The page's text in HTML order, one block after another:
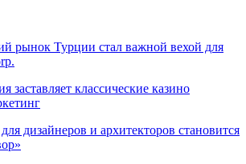
рынок Турции стал важной вехой для
заставляет классические казино
дизайнеров и архитекторов становится